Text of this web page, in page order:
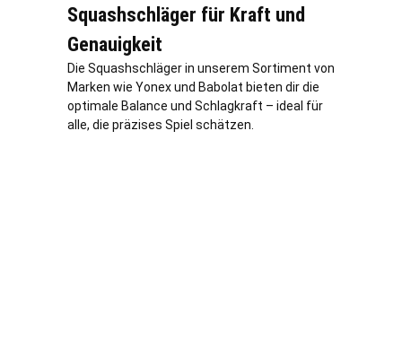
Squashschläger für Kraft und
Genauigkeit
Die Squashschläger in unserem Sortiment von
Marken wie Yonex und Babolat bieten dir die
optimale Balance und Schlagkraft – ideal für
alle, die präzises Spiel schätzen.